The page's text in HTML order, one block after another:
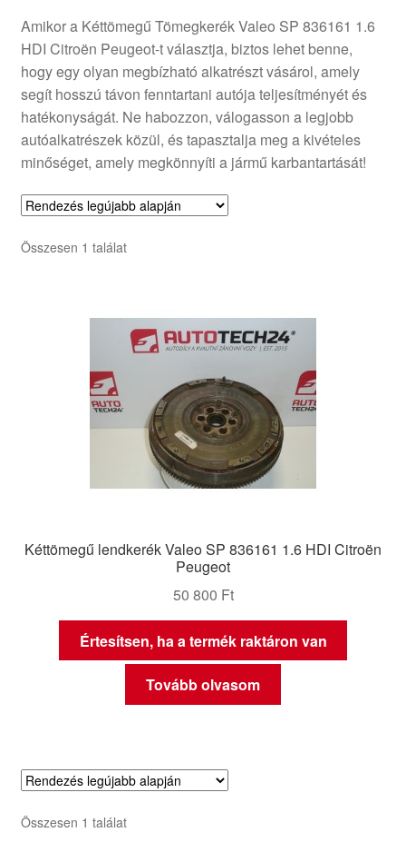
Szállítás világszerte
Szekér
Amikor a Kéttömegű Tömegkerék Valeo SP 836161 1.6
HDI Citroën Peugeot-t választja, biztos lehet benne,
hogy egy olyan megbízható alkatrészt vásárol, amely
segít hosszú távon fenntartani autója teljesítményét és
hatékonyságát. Ne habozzon, válogasson a legjobb
autóalkatrészek közül, és tapasztalja meg a kivételes
minőséget, amely megkönnyíti a jármű karbantartását!
Összesen 1 találat
Kéttömegű lendkerék Valeo SP 836161 1.6 HDI Citroën
Peugeot
50 800 Ft
Értesítsen, ha a termék raktáron van
Tovább olvasom
Összesen 1 találat